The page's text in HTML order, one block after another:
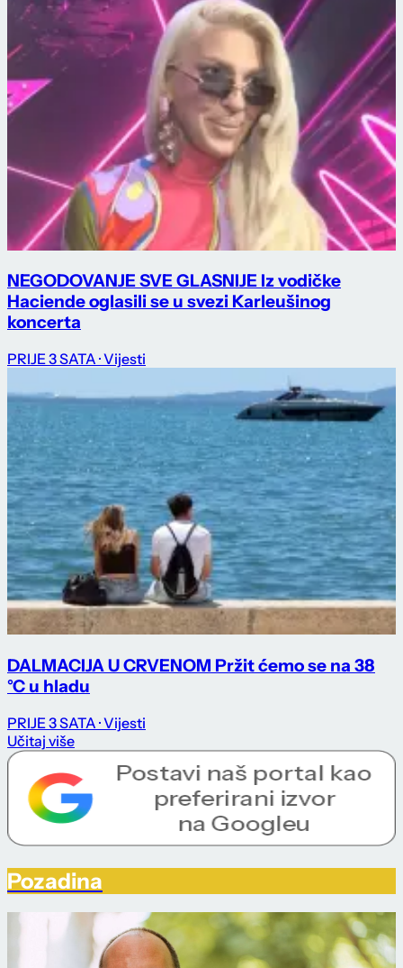
NEGODOVANJE SVE GLASNIJE Iz vodičke
Haciende oglasili se u svezi Karleušinog
koncerta
PRIJE 3 SATA · Vijesti
DALMACIJA U CRVENOM Pržit ćemo se na 38
°C u hladu
PRIJE 3 SATA · Vijesti
Učitaj više
Pozadina